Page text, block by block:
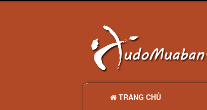
TRANG CHỦ